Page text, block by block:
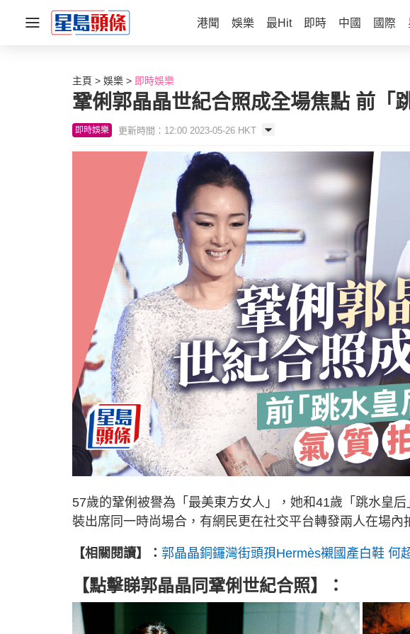
港聞 娛樂 最Hit 即時 中國 國際
主頁 娛樂 即時娛樂
鞏俐郭晶晶世紀合照成全場焦點 前「
即時娛樂 更新時間：12:00 2023-05-26 HKT
57歲的鞏俐被譽為「最美東方女人」，她和41歲「跳水皇
裝出席同一時尚場合，有網民更在社交平台轉發兩人在場內
【相關閱讀】： 郭晶晶銅鑼灣街頭孭Hermès襯國產白鞋 何
【點擊睇郭晶晶同鞏俐世紀合照】：